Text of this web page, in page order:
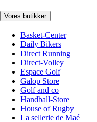
Vores butikker
Basket-Center
Daily Bikers
Direct Running
Direct-Volley
Espace Golf
Galop Store
Golf and co
Handball-Store
House of Rugby
La sellerie de Maé